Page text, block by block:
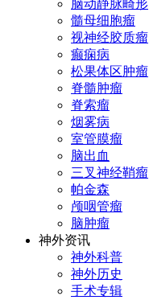
脑动静脉畸形
髓母细胞瘤
视神经胶质瘤
癫痫病
松果体区肿瘤
脊髓肿瘤
脊索瘤
烟雾病
室管膜瘤
脑出血
三叉神经鞘瘤
帕金森
颅咽管瘤
脑肿瘤
神外资讯
神外科普
神外历史
手术专辑